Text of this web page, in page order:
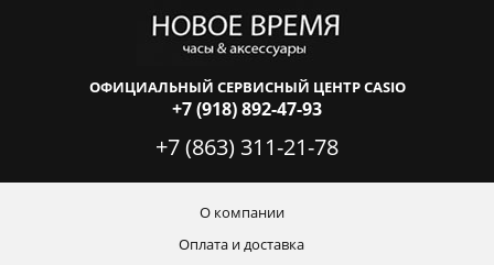
ОФИЦИАЛЬНЫЙ СЕРВИСНЫЙ ЦЕНТР CASIO
+7 (918) 892-47-93
+7 (863) 311-21-78
О компании
Оплата и доставка